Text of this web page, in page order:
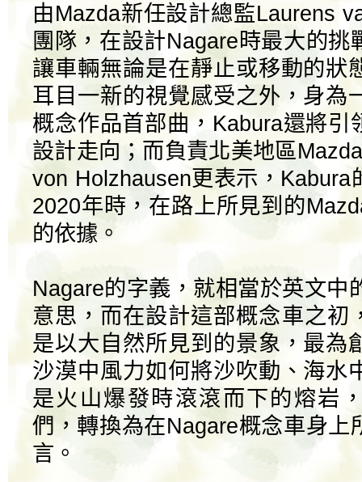
由Mazda新任設計總監Laurens
團隊，在設計Nagare時最大的挑
讓車輛無論是在靜止或移動的狀
耳目一新的視覺感受之外，身為
概念作品首部曲，Kabura還將引
設計走向；而負責北美地區
von Holzhausen更表示，Kabura
2020年時，在路上所見到的
的依據。
Nagare的字義，就相當於英文中
意思，而在設計這部概念車之初
是以大自然所見到的景象，最為
沙漠中風力如何將沙吹動、海水
是火山爆發時滾滾而下的熔岩
們，轉換為在Nagare概念車身上
言。